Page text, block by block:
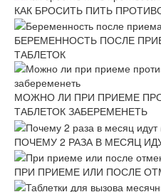
КАК БРОСИТЬ ПИТЬ
БЕРЕМЕННОСТЬ ПОСЛЕ
ТАБЛЕТОК
МОЖНО ЛИ ПРИ ПРИЕМЕ
ТАБЛЕТОК ЗАБЕРЕМЕНЕТЬ
ПОЧЕМУ 2 РАЗА В МЕСЯЦ
ПРИ ПРИЕМЕ ИЛИ ПОСЛЕ